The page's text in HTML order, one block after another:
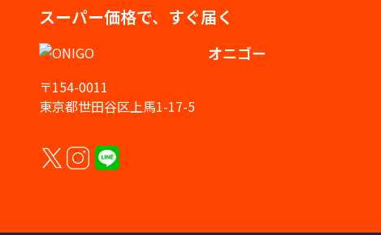
スーパー価格で、すぐ届く
オニゴー
〒154-0011
東京都世田谷区上馬1-17-5